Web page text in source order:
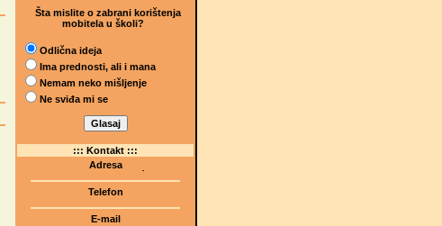
Šta mislite o zabrani korištenja
mobitela u školi?
Odlična ideja
Ima prednosti, ali i mana
Nemam neko mišljenje
Ne sviđa mi se
::: Kontakt :::
Adresa
(Šetalište I.G. Kovačića 1)
75000 Tuzla, BiH
Telefon
E-mail